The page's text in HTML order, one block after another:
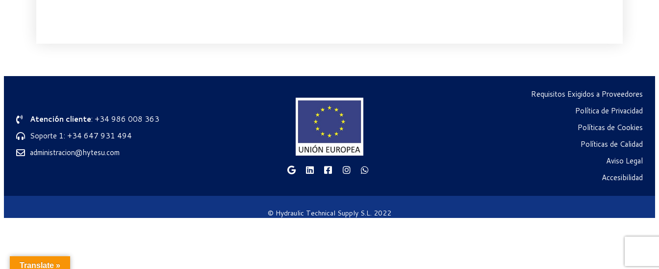
Atención cliente: +34 986 008 363
Soporte 1: +34 647 931 494
administracion@hytesu.com
Requisitos Exigidos a Proveedores
Política de Privacidad
Políticas de Cookies
Políticas de Calidad
Aviso Legal
Accesibilidad
© Hydraulic Technical Supply S.L. 2022
Translate »